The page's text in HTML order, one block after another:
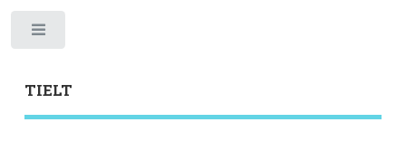
TIELT